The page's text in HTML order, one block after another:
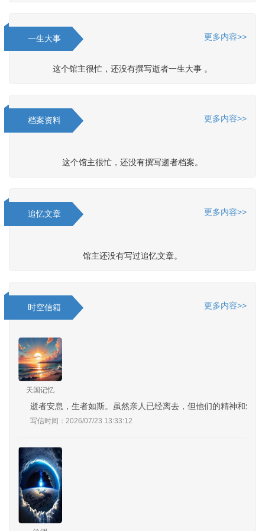
一生大事 更多内容>>
这个馆主很忙，还没有撰写逝者一生大事 。
档案资料 更多内容>>
这个馆主很忙，还没有撰写逝者档案。
追忆文章 更多内容>>
馆主还没有写过追忆文章。
时空信箱 更多内容>>
天国记忆
逝者安息，生者如斯。虽然亲人已经离去，但他们的精神和爱
写信时间：2026/07/23 13:33:12